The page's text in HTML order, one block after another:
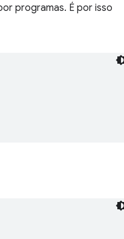
programas. É por isso